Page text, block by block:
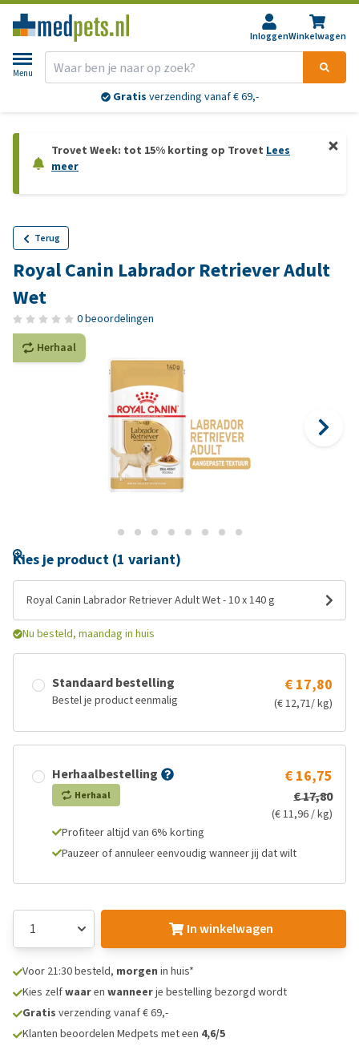
InloggenWinkelwagen
Menu
Gratis verzending vanaf € 69,-
Trovet Week: tot 15% korting op Trovet Lees
meer
Terug
Royal Canin Labrador Retriever Adult
Wet
0 beoordelingen
Herhaal
Kies je product (1 variant)
Royal Canin Labrador Retriever Adult Wet - 10 x 140 g
Nu besteld, maandag in huis
Standaard bestelling
Bestel je product eenmalig
€ 17,80
(€ 12,71/ kg)
Herhaalbestelling
Herhaal
€ 16,75
€ 17,80
(€ 11,96 / kg)
Profiteer altijd van 6% korting
Pauzeer of annuleer eenvoudig wanneer jij dat wilt
In winkelwagen
Voor 21:30 besteld, morgen in huis*
Kies zelfwaaren wanneerje bestelling bezorgd wordt
Gratis verzending vanaf € 69,-
Klanten beoordelen Medpets met een 4,6/5